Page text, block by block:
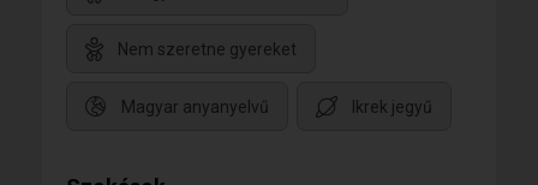
Nem szeretne gyereket
Magyar anyanyelvű Ikrek jegyű